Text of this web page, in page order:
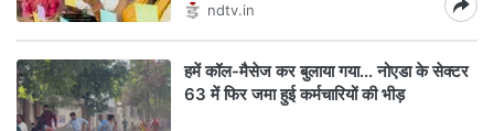
ndtv.in
हमें कॉल-मैसेज कर बुलाया गया... नोएडा के सेक्टर
63 में फिर जमा हुई कर्मचारियों की भीड़